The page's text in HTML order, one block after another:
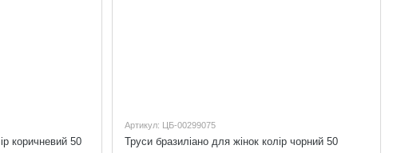
коричневий 50
Артикул: ЦБ-00299075
Труси бразиліано для жінок колір чорний 50